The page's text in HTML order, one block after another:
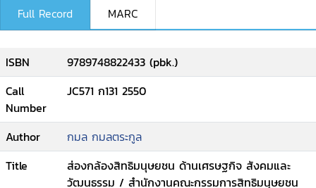
Full Record MARC
ISBN
9789748822433 (pbk.)
Call
Number
JC571 ก131 2550
Author
กมล กมลตระกูล
Title
ส่องกล้องสิทธิมนุษยชน ด้านเศรษฐกิจ สังคมและ
วัฒนธรรม / สำนักงานคณะกรรมการสิทธิมนุษยชน